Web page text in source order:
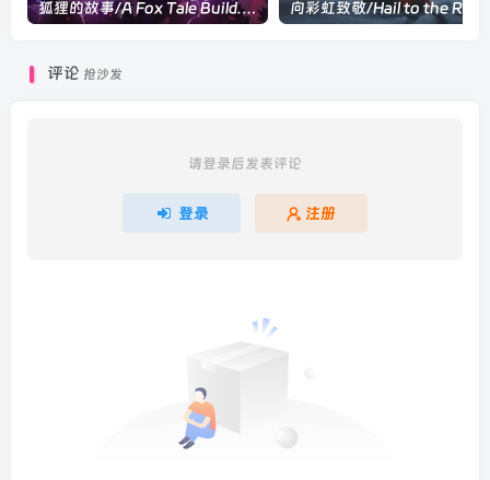
狐狸的故事/A Fox Tale Build.22989810|动作冒险|容量868MB|官方中文版
评论 抢沙发
请登录后发表评论
登录 注册